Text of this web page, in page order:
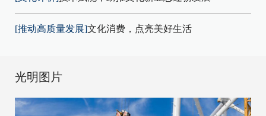
[推动高质量发展]文化消费，点亮美好生活
光明图片